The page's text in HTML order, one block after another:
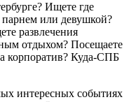
Ищете где
парнем или девушкой?
развлечения
отдыхом? Посещаете
корпоратив? Куда-СПБ
интересных событиях